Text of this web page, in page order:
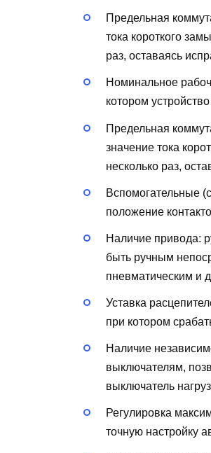
Предельная
тока короткого
раз, оставаясь
Номинальное
котором
Предельная
значение тока
несколько раз,
Вспомогательные
положение
Наличие привода:
быть ручным
пневматическим и
Уставка
при котором
Наличие
выключателям,
выключатель
Регулировка
точную настройку